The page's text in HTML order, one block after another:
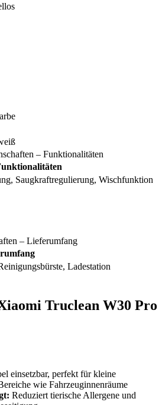
– Funktionalitäten
Saugkraftregulierung, Wischfunktion
– Lieferumfang
Ladestation
Truclean W30 Pro
einsetzbar, perfekt für kleine
wie Fahrzeuginnenräume
Reduziert tierische Allergene und